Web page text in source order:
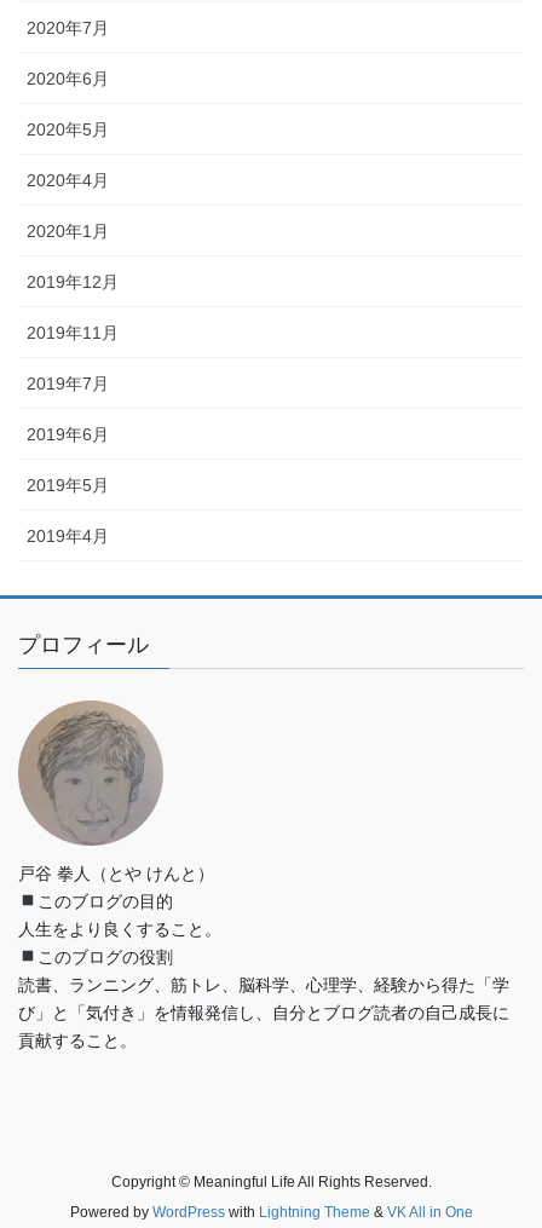
2020年7月
2020年6月
2020年5月
2020年4月
2020年1月
2019年12月
2019年11月
2019年7月
2019年6月
2019年5月
2019年4月
プロフィール
戸谷 拳人（とや けんと）
このブログの目的
人生をより良くすること。
このブログの役割
読書、ランニング、筋トレ、脳科学、心理学、経験から得た「学
び」と「気付き」を情報発信し、自分とブログ読者の自己成長に
貢献すること。
Copyright © Meaningful Life All Rights Reserved.
Powered by WordPresswith Lightning Theme & VK All in One